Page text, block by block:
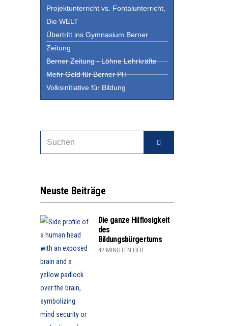
Projektunterricht vs. Fontalunterricht,
Die WELT
Übertritt ins Gymnasium Berner
Zeitung
Berner Zeitung - Löhne Lehrkräfte
Mehr Geld für Berner PH
Volksinitiative für Bildung
Neuste Beiträge
Die ganze Hilflosigkeit
des
Bildungsbürgertums
42 MINUTEN HER